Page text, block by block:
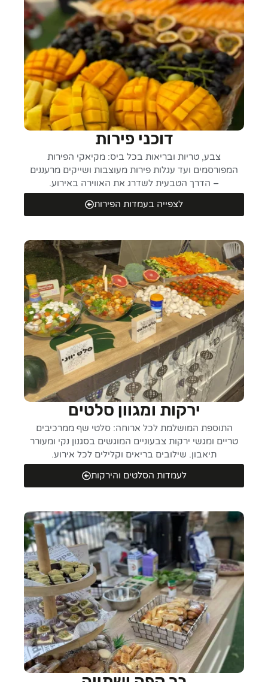
דוכני פירות
צבע, טריות ובריאות בכל ביס: מקיאקי הפירות
המפורסמים ועד עגלות פירות מעוצבות ושייקים מרעננים
– הדרך הטבעית לשדרג את האווירה באירוע.
לצפייה בעמדות הפירות
ירקות ומגוון סלטים
התוספת המושלמת לכל ארוחה: סלטי שף ממרכיבים
טריים ומגשי ירקות צבעוניים המוגשים בסגנון נקי ומעורר
תיאבון. שילובים בריאים וקלילים לכל אירוע.
לעמדות הסלטים והירקות